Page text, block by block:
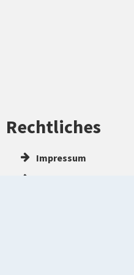
Rechtliches
Impressum